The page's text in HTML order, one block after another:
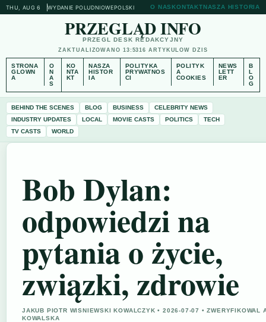
THU, AUG 6 WYDANIE POLUDNIOWEPOLSKI O NASKONTAKTNASZA HISTORIA
PRZEGLĄD INFO
PRZEGL DESK REDAKCYJNY
ZAKTUALIZOWANO 13:5316 ARTYKULOW DZIS
STRONA
GLOWN
A
O
N
A
S
KO
NTA
KT
NASZA
HISTOR
IA
POLITYKA
PRYWATNOS
CI
POLITYK
A
COOKIES
NEWS
LETT
ER
B
L
O
G
BEHIND THE SCENES BLOG BUSINESS
CELEBRITY NEWS
INDUSTRY UPDATES
LOCAL MOVIE CASTS POLITICS
TECH
TV CASTS
WORLD
Bob Dylan:
odpowiedzi na
pytania o życie,
związki, zdrowie
JAKUB PIOTR WISNIEWSKI KOWALCZYK • 2026-07-07 • ZWERYFIKOWAL
KOWALSKA